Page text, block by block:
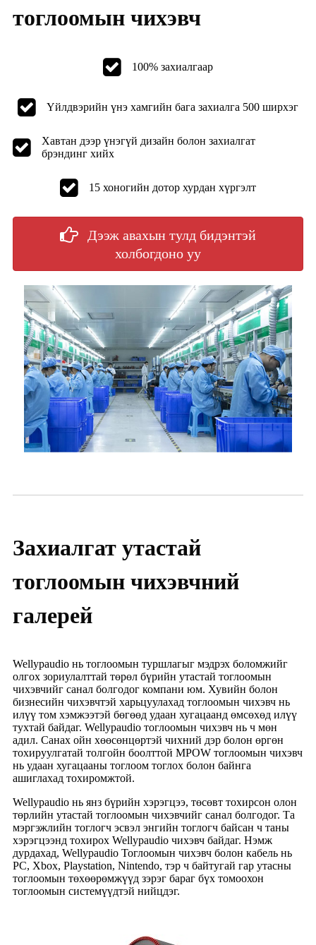
тоглоомын чихэвч
100% захиалгаар
Үйлдвэрийн үнэ хамгийн бага захиалга 500 ширхэг
Хавтан дээр үнэгүй дизайн болон захиалгат
брэндинг хийх
15 хоногийн дотор хурдан хүргэлт
Дээж авахын тулд бидэнтэй
холбогдоно уу
Захиалгат утастай
тоглоомын чихэвчний
галерей
Wellypaudio нь тоглоомын туршлагыг мэдрэх боломжийг
олгох зориулалттай төрөл бүрийн утастай тоглоомын
чихэвчийг санал болгодог компани юм. Хувийн болон
бизнесийн чихэвчтэй харьцуулахад тоглоомын чихэвч нь
илүү том хэмжээтэй бөгөөд удаан хугацаанд өмсөхөд илүү
тухтай байдаг. Wellypaudio тоглоомын чихэвч нь ч мөн
адил. Санах ойн хөөсөнцөртэй чихний дэр болон өргөн
тохируулгатай толгойн боолттой MPOW тоглоомын чихэвч
нь удаан хугацааны тоглоом тоглох болон байнга
ашиглахад тохиромжтой.
Wellypaudio нь янз бүрийн хэрэгцээ, төсөвт тохирсон олон
төрлийн утастай тоглоомын чихэвчийг санал болгодог. Та
мэргэжлийн тоглогч эсвэл энгийн тоглогч байсан ч таны
хэрэгцээнд тохирох Wellypaudio чихэвч байдаг. Нэмж
дурдахад, Wellypaudio Тоглоомын чихэвч болон кабель нь
PC, Xbox, Playstation, Nintendo, тэр ч байтугай гар утасны
тоглоомын төхөөрөмжүүд зэрэг бараг бүх томоохон
тоглоомын системүүдтэй нийцдэг.